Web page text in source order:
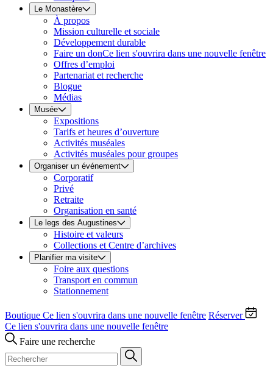
Le Monastère
À propos
Mission culturelle et sociale
Développement durable
Faire un donCe lien s'ouvrira dans une nouvelle fenêtre
Offres d’emploi
Partenariat et recherche
Blogue
Médias
Musée
Expositions
Tarifs et heures d’ouverture
Activités muséales
Activités muséales pour groupes
Organiser un événement
Corporatif
Privé
Retraite
Organisation en santé
Le legs des Augustines
Histoire et valeurs
Collections et Centre d’archives
Planifier ma visite
Foire aux questions
Transport en commun
Stationnement
Boutique Ce lien s'ouvrira dans une nouvelle fenêtre Réserver
Ce lien s'ouvrira dans une nouvelle fenêtre
Faire une recherche